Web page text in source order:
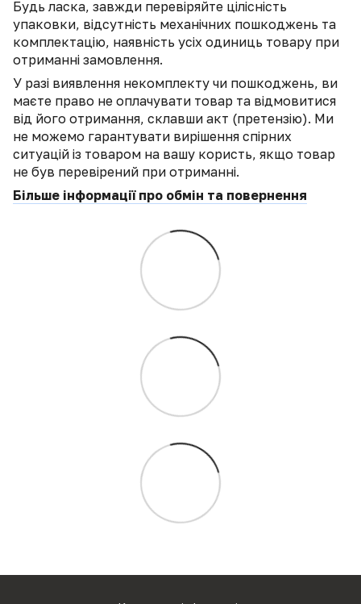
Будь ласка, завжди перевіряйте цілісність
упаковки, відсутність механічних пошкоджень та
комплектацію, наявність усіх одиниць товару при
отриманні замовлення.
У разі виявлення некомплекту чи пошкоджень, ви
маєте право не оплачувати товар та відмовитися
від його отримання, склавши акт (претензію). Ми
не можемо гарантувати вирішення спірних
ситуацій із товаром на вашу користь, якщо товар
не був перевірений при отриманні.
Більше інформації про обмін та повернення